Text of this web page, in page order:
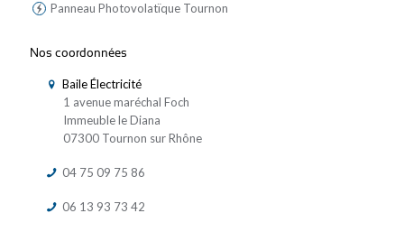
Panneau Photovolatïque Tournon
Nos coordonnées
Baile Électricité
1 avenue maréchal Foch
Immeuble le Diana
07300 Tournon sur Rhône
04 75 09 75 86
06 13 93 73 42